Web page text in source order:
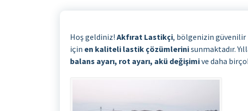
Hoş geldiniz! Akfırat Lastikçi, bölgenizin güvenilir
için en kaliteli lastik çözümlerinisunmaktadır.
balans ayarı, rot ayarı, akü değişimive daha